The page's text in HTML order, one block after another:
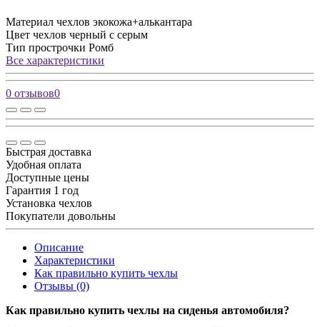
Материал чехлов экокожа+алькантара
Цвет чехлов черный с серым
Тип прострочки Ромб
Все характеристики
0 отзывов0
Быстрая доставка
Удобная оплата
Доступные цены
Гарантия 1 год
Установка чехлов
Покупатели довольны
Описание
Характеристики
Как правильно купить чехлы
Отзывы (0)
Как правильно купить чехлы на сиденья автомобиля?